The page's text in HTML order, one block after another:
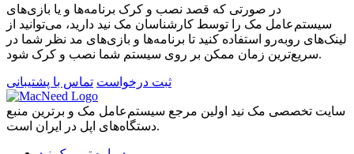
در صورتی که قصد نصب و کرک برنامه‌ها و یا بازی‌های
سیستم‌عامل مک را توسط کارشناسان مک نید دارید، می‌توانید از
لینک‌های رو‌به‌رو استفاده کنید تا برنامه‌ها و بازی‌های مد نظر شما در
سریع‌ترین زمان ممکن بر روی سیستم شما نصب و کرک شود.
ثبت درخواست تماس با پشتیبانی
سایت تخصصی مک نید اولین مرجع سیستم‌عامل مک و برترین منبع
دستگاه‌های اپل در ایران است.